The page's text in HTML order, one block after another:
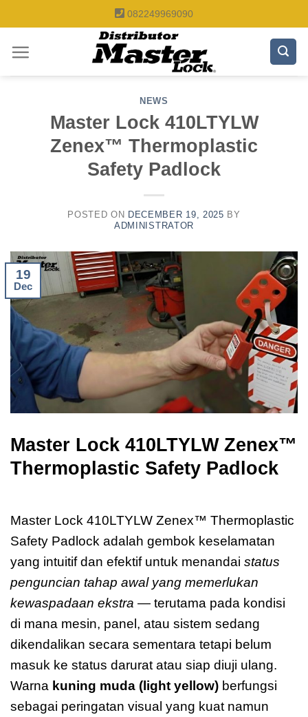
to
content
082249969090
NEWS
Master Lock 410LTYLW
Zenex™ Thermoplastic
Safety Padlock
POSTED ON DECEMBER 19, 2025 BY
ADMINISTRATOR
19
Dec
Master Lock 410LTYLW Zenex™
Thermoplastic Safety Padlock
Master Lock 410LTYLW Zenex™ Thermoplastic
Safety Padlock adalah gembok keselamatan
yang intuitif dan efektif untuk menandai status
penguncian tahap awal yang memerlukan
kewaspadaan ekstra — terutama pada kondisi
di mana mesin, panel, atau sistem sedang
dikendalikan secara sementara tetapi belum
masuk ke status darurat atau siap diuji ulang.
Warna kuning muda (light yellow) berfungsi
sebagai peringatan visual yang kuat namun